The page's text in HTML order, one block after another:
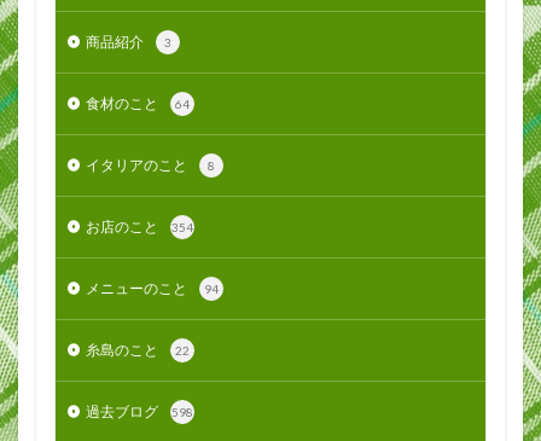
商品紹介 3
食材のこと 64
イタリアのこと 8
お店のこと 354
メニューのこと 94
糸島のこと 22
過去ブログ 598